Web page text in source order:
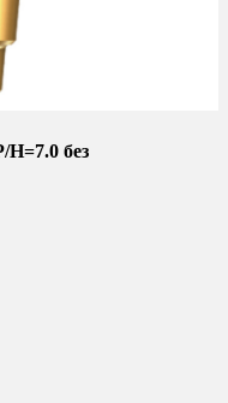
H=7.0 без